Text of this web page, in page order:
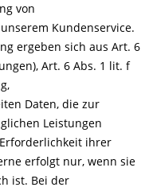
von
Kundenservice.
ergeben sich aus Art. 6
Art. 6 Abs. 1 lit. f
Daten, die zur
Leistungen
ihrer
erfolgt nur, wenn sie
ist. Bei der